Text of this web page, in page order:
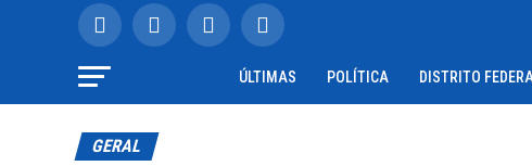
ÚLTIMAS POLÍTICA DISTRITO
GERAL